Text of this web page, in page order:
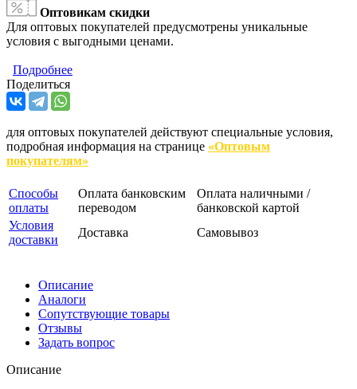
Оптовикам скидки
Для оптовых покупателей предусмотрены уникальные
условия с выгодными ценами.
Подробнее
Поделиться
для оптовых покупателей действуют специальные условия,
подробная информация на странице «Оптовым
покупателям»
Способы
оплаты
Оплата банковским
переводом
Оплата наличными /
банковской картой
Условия
доставки
Доставка Самовывоз
Описание
Аналоги
Сопутствующие товары
Отзывы
Задать вопрос
Описание